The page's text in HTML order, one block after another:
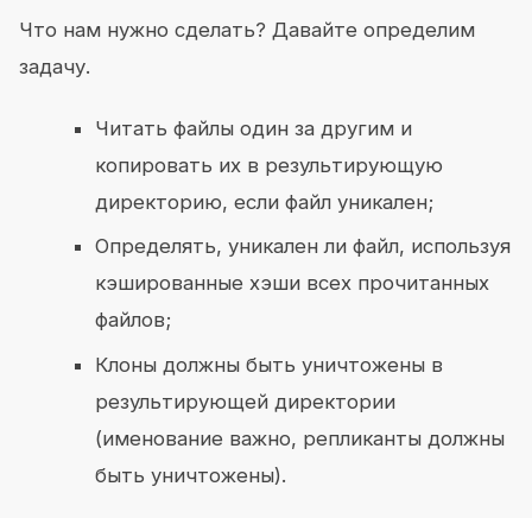
Что нам нужно сделать? Давайте определим
задачу.
Читать файлы один за другим и
копировать их в результирующую
директорию, если файл уникален;
Определять, уникален ли файл, используя
кэшированные хэши всех прочитанных
файлов;
Клоны должны быть уничтожены в
результирующей директории
(именование важно, репликанты должны
быть уничтожены).